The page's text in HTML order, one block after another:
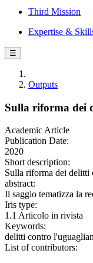
Third Mission
Expertise &
☰
Outputs
Sulla riforma dei
Academic Article
Publication Date:
2020
Short description:
Sulla riforma dei
abstract:
Il saggio tematizza la
Iris type:
1.1 Articolo in rivista
Keywords:
delitti contro
List of contributors: